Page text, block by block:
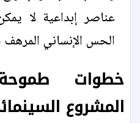
عناصر إبداعية لا
الحس الإنساني
خطوات
المشروع